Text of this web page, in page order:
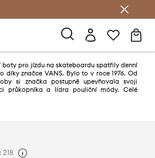
boty pro jízdu na skateboardu spatřily denní
díky značce VANS. Bylo to v roce 1976. Od
si značka postupně upevňovala svoji
průkopníka a lídra pouliční módy. Celé